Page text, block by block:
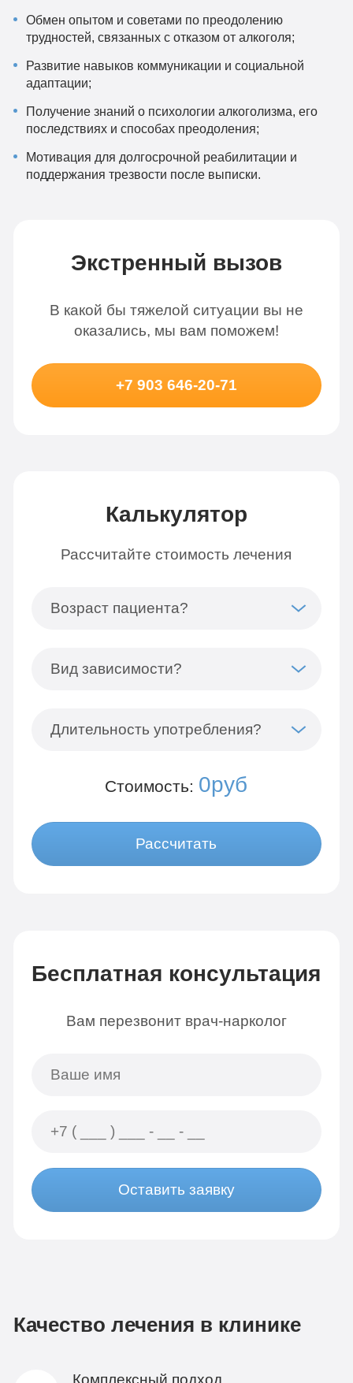
Обмен опытом и советами по преодолению
трудностей, связанных с отказом от алкоголя;
Развитие навыков коммуникации и социальной
адаптации;
Получение знаний о психологии алкоголизма, его
последствиях и способах преодоления;
Мотивация для долгосрочной реабилитации и
поддержания трезвости после выписки.
Экстренный вызов
В какой бы тяжелой ситуации вы не
оказались, мы вам поможем!
+7 903 646-20-71
Калькулятор
Рассчитайте стоимость лечения
Возраст пациента?
Вид зависимости?
Длительность употребления?
Стоимость: 0руб
Рассчитать
Бесплатная консультация
Вам перезвонит врач-нарколог
Оставить заявку
Качество лечения в клинике